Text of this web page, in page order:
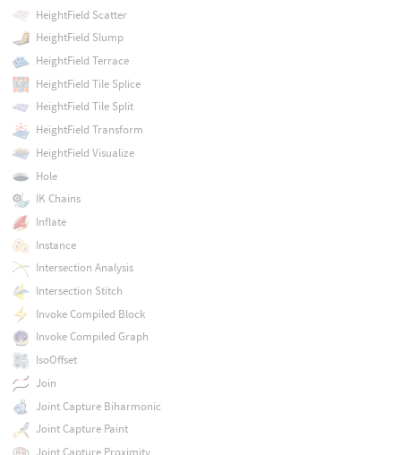
HeightField Scatter
HeightField Slump
HeightField Terrace
HeightField Tile Splice
HeightField Tile Split
HeightField Transform
HeightField Visualize
Hole
IK Chains
Inflate
Instance
Intersection Analysis
Intersection Stitch
Invoke Compiled Block
Invoke Compiled Graph
IsoOffset
Join
Joint Capture Biharmonic
Joint Capture Paint
Joint Capture Proximity